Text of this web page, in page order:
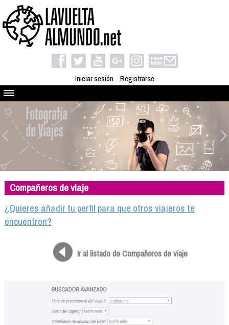
Iniciar sesión Registrarse
Quienes somos
El proyecto
Blog
Viaja con nosotros
Camino solidario
Libros
Compañeros de viaje
Compañeros de viaje
¿Quieres añadir tu perfil para que otros viajeros te
encuentren?
Ir al listado de Compañeros de viaje